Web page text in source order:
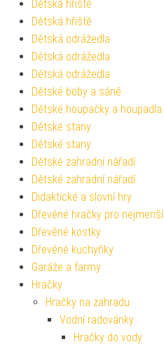
Dětská hřiště
Dětská hřiště
Dětská odrážedla
Dětská odrážedla
Dětská odrážedla
Dětské boby a sáně
Dětské houpačky a houpadla
Dětské stany
Dětské stany
Dětské zahradní nářadí
Dětské zahradní nářadí
Didaktické a slovní hry
Dřevěné hračky pro nejmenší
Dřevěné kostky
Dřevěné kuchyňky
Garáže a farmy
Hračky
Hračky na zahradu
Vodní radovánky
Hračky do vody